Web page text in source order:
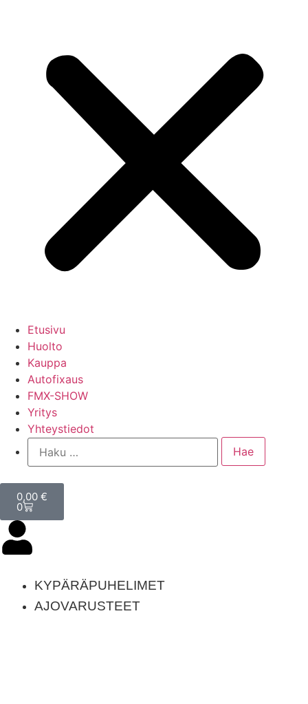
Etusivu
Huolto
Kauppa
Autofixaus
FMX-SHOW
Yritys
Yhteystiedot
0,00 €
0
KYPÄRÄPUHELIMET
AJOVARUSTEET